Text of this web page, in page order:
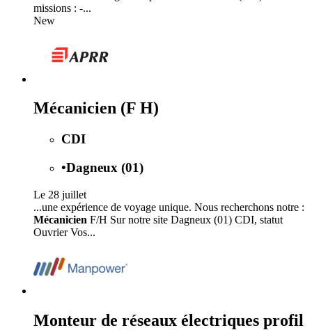
missions : -...
New
Mécanicien (F H)
CDI
•Dagneux (01)
Le 28 juillet
...une expérience de voyage unique. Nous recherchons notre :
Mécanicien F/H Sur notre site Dagneux (01) CDI, statut
Ouvrier Vos...
Monteur de réseaux électriques profil